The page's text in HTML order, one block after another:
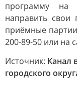
программу на
направить свои
приёмные
200-89-50 или на
Источник: Канал
городского